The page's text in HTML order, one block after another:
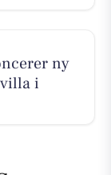
ny
i